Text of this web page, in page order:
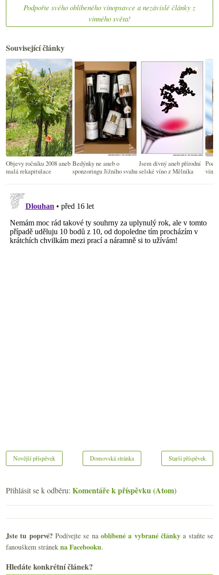
Podpořte svého oblíbeného vínopsavce a nezávislé články z
vinného světa!
Související články
Objevy ročníku 2008 aneb
malá rekapitulace
Bedýnky ne aneb o
sponzoringu Jižního svahu
Jsem divný aneb přírodní
selské víno z Mělníka
víny
Novější příspěvek Starší příspěvek
Domovská stránka
Přihlásit se k odběru: Komentáře k příspěvku (Atom)
Jste tu poprvé?Podívejte se naoblíbené a vybrané články a staňte se
fanouškem stránek na Facebooku.
Hledáte konkrétní článek?